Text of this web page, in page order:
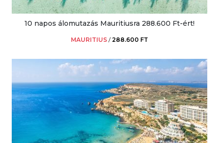
10 napos álomutazás Mauritiusra 288.600 Ft-ért!
MAURITIUS /288.600 FT